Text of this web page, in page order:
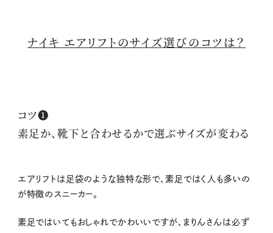
ナイキ エアリフトのサイズ選びのコツは？
コツ❶
素足か、靴下と合わせるかで選ぶサイズが変わる
エアリフトは足袋のような独特な形で、素足ではく人も多いの
が特徴のスニーカー。
素足ではいてもおしゃれでかわいいですが、まりんさんは必ず